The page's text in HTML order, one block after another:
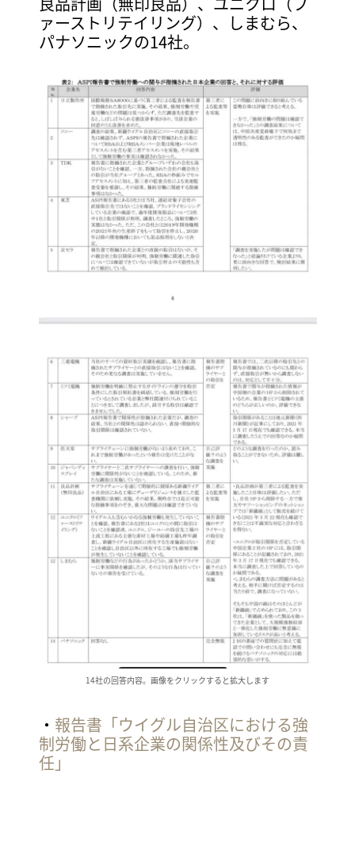
ァーストリテイリング）、しまむら、
パナソニックの14社。
14社の回答内容。画像をクリックすると拡大します
・ 報告書「ウイグル自治区における強
制労働と日系企業の関係性及びその責
任」